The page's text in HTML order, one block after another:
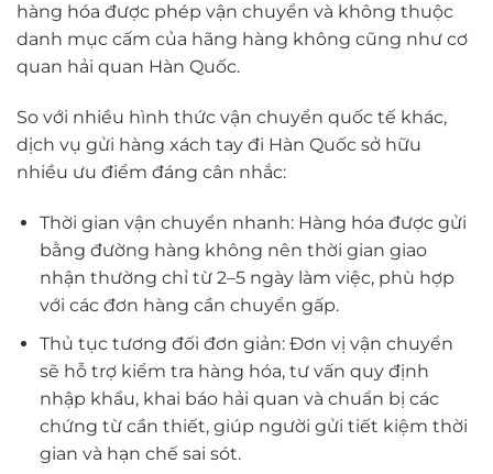
hàng hóa được phép vận chuyển và không thuộc
danh mục cấm của hãng hàng không cũng như cơ
quan hải quan Hàn Quốc.
So với nhiều hình thức vận chuyển quốc tế khác,
dịch vụ gửi hàng xách tay đi Hàn Quốc sở hữu
nhiều ưu điểm đáng cân nhắc:
Thời gian vận chuyển nhanh: Hàng hóa được gửi
bằng đường hàng không nên thời gian giao
nhận thường chỉ từ 2–5 ngày làm việc, phù hợp
với các đơn hàng cần chuyển gấp.
Thủ tục tương đối đơn giản: Đơn vị vận chuyển
sẽ hỗ trợ kiểm tra hàng hóa, tư vấn quy định
nhập khẩu, khai báo hải quan và chuẩn bị các
chứng từ cần thiết, giúp người gửi tiết kiệm thời
gian và hạn chế sai sót.